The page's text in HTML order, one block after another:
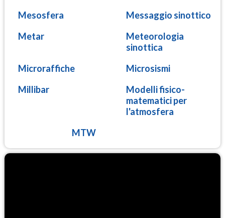
Mesosfera
Messaggio sinottico
Metar
Meteorologia
sinottica
Microraffiche
Microsismi
Millibar
Modelli fisico-
matematici per
l'atmosfera
MTW